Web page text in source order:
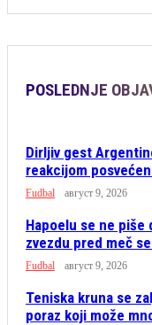
POSLEDNJE
Dirljiv gest
reakcijom
Fudbal август 9, 2026
Hapoelu se ne piše
zvezdu pred meč
Fudbal август 9, 2026
Teniska kruna se
poraz koji može